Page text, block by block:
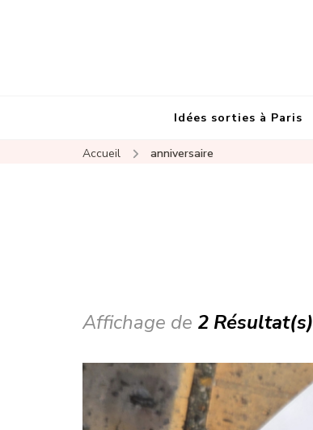
Idées sorties à Paris
Accueil anniversaire
Affichage de 2 Résultat(s)